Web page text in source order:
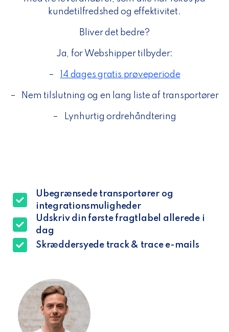
kundetilfredshed og effektivitet.
Bliver det bedre?
Ja, for Webshipper tilbyder:
– 14 dages gratis prøveperiode
– Nem tilslutning og en lang liste af transportører
– Lynhurtig ordrehåndtering
Ubegrænsede transportører og
integrationsmuligheder
Udskriv din første fragtlabel allerede i
dag
Skræddersyede track & trace e-mails